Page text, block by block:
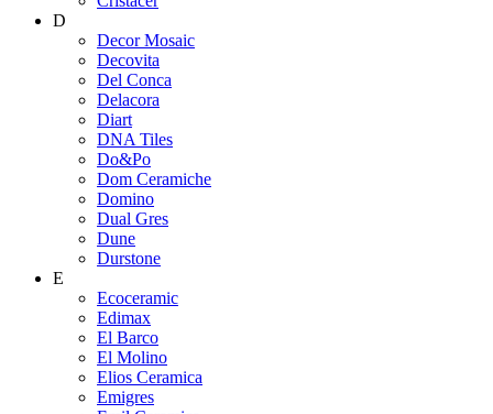
D
Decor Mosaic
Decovita
Del Conca
Delacora
Diart
DNA Tiles
Do&Po
Dom Ceramiche
Domino
Dual Gres
Dune
Durstone
E
Ecoceramic
Edimax
El Barco
El Molino
Elios Ceramica
Emigres